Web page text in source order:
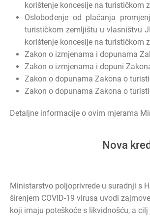
korištenje koncesije na turističkom
Oslobođenje od plaćanja
turističkom zemljištu u vlasništvu
korištenje koncesije na turističkom
Zakon o izmjenama i dopunama
Zakon o izmjenama i dopuni
Zakon o dopunama Zakona o
Zakon o dopunama Zakona o
Detaljne informacije o ovim mjerama
Nova
Ministarstvo poljoprivrede u suradnji s
širenjem COVID-19 virusa uvodi
koji imaju poteškoće s likvidnošću, a